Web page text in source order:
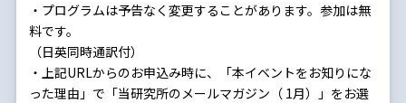
・プログラムは予告なく変更することがあります。参加は無
料です。
（日英同時通訳付）
・上記URLからのお申込み時に、「本イベントをお知りにな
った理由」で「当研究所のメールマガジン（ 1月）」をお選